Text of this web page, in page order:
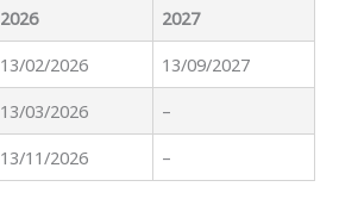
2026
2027
13/02/2026
13/09/2027
13/03/2026
–
13/11/2026 –